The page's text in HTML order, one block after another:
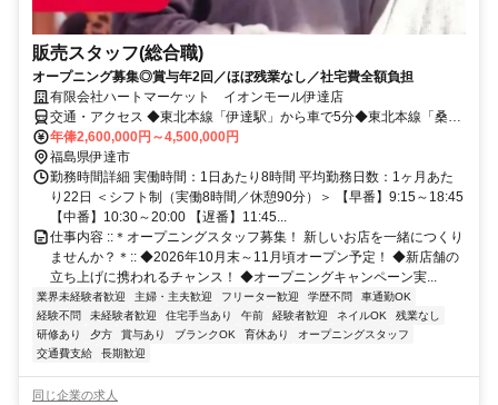
販売スタッフ(総合職)
オープニング募集◎賞与年2回／ほぼ残業なし／社宅費全額負担
有限会社ハートマーケット イオンモール伊達店
交通・アクセス ◆東北本線「伊達駅」から車で5分◆東北本線「桑折
駅」から車で8分◆東北本線「東福島駅」から車で11分
年俸2,600,000円～4,500,000円
福島県伊達市
勤務時間詳細 実働時間：1日あたり8時間 平均勤務日数：1ヶ月あた
り22日 ＜シフト制（実働8時間／休憩90分）＞ 【早番】9:15～18:45
【中番】10:30～20:00 【遅番】11:45...
仕事内容 ::＊オープニングスタッフ募集！ 新しいお店を一緒につくり
ませんか？＊:: ◆2026年10月末～11月頃オープン予定！ ◆新店舗の
立ち上げに携われるチャンス！ ◆オープニングキャンペーン実...
業界未経験者歓迎 主婦・主夫歓迎 フリーター歓迎 学歴不問
車通勤OK
経験不問
未経験者歓迎 住宅手当あり 午前 経験者歓迎 ネイルOK
残業なし
研修あり
夕方 賞与あり ブランクOK 育休あり
オープニングスタッフ
交通費支給
長期歓迎
同じ企業の求人